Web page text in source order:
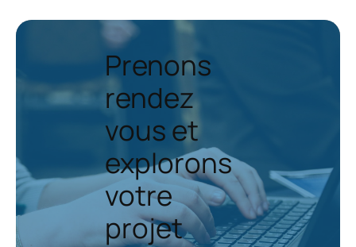
Prenons
rendez
vous et
explorons
votre
projet